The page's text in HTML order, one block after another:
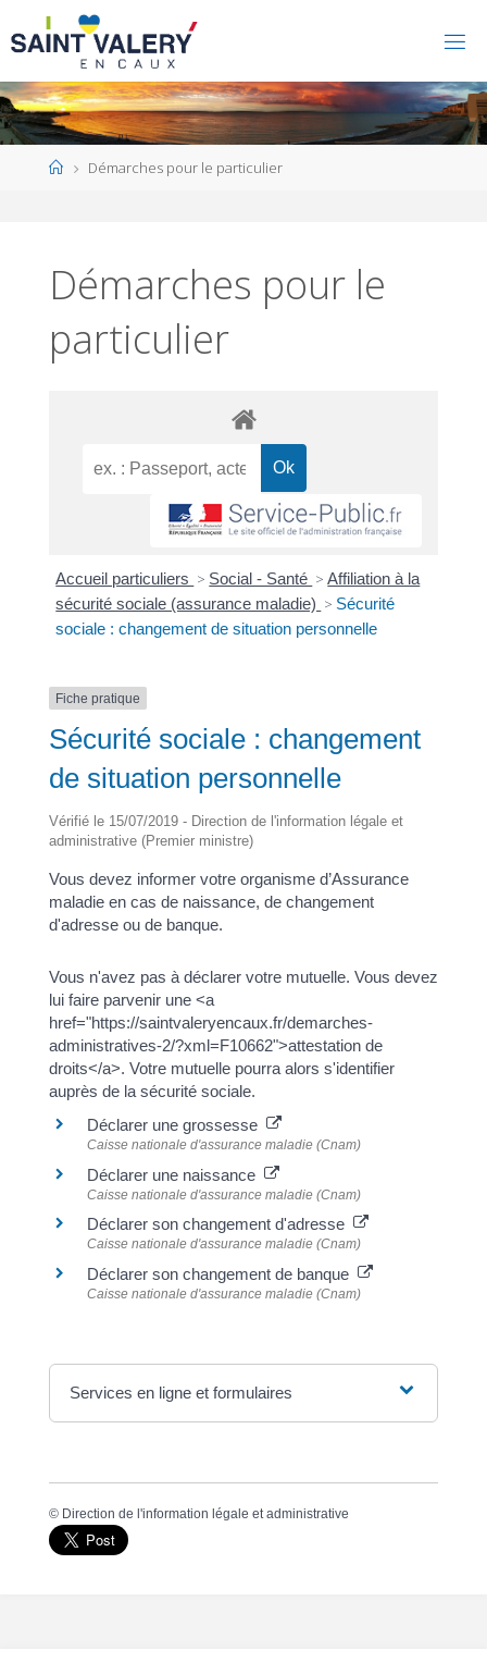
HomeDémarches pour le particulier
Démarches pour le
particulier
Accueil particuliers > Social - Santé > Affiliation à la
sécurité sociale (assurance maladie) > Sécurité
sociale : changement de situation personnelle
Fiche pratique
Sécurité sociale : changement
de situation personnelle
Vérifié le 15/07/2019 - Direction de l'information légale et
administrative (Premier ministre)
Vous devez informer votre organisme d’Assurance
maladie en cas de naissance, de changement
d'adresse ou de banque.
Vous n'avez pas à déclarer votre mutuelle. Vous devez
lui faire parvenir une <a
href="https://saintvaleryencaux.fr/demarches-
administratives-2/?xml=F10662">attestation de
droits</a>. Votre mutuelle pourra alors s'identifier
auprès de la sécurité sociale.
Déclarer une grossesse
Caisse nationale d'assurance maladie (Cnam)
Déclarer une naissance
Caisse nationale d'assurance maladie (Cnam)
Déclarer son changement d'adresse
Caisse nationale d'assurance maladie (Cnam)
Déclarer son changement de banque
Caisse nationale d'assurance maladie (Cnam)
Services en ligne et formulaires
© Direction de l'information légale et administrative